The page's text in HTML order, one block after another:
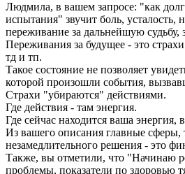
Людмила, в вашем запросе: "как
испытания" звучит боль, усталость,
переживание за дальнейшую судьбу,
Переживания за будущее - это страхи
тд и тп.
Такое состояние не позволяет
которой произошли события,
Страхи "убираются" действиями.
Где действия - там энергия.
Где сейчас находится ваша энергия,
Из вашего описания главные
незамедлительного решения - это
Также, вы отметили, что "Начинаю
проблемы, показатели по здоровью